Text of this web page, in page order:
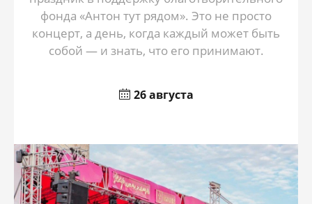
фонда «Антон тут рядом». Это не просто
концерт, а день, когда каждый может быть
собой — и знать, что его принимают.
26 августа